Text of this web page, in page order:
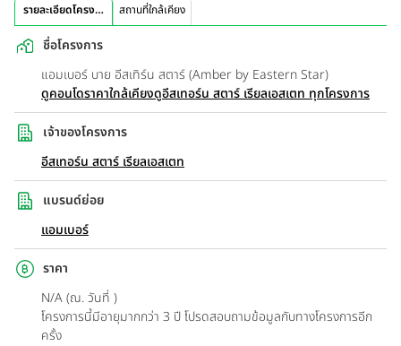
รายละเอียดโครงการ สถานที่ใกล้เคียง
ชื่อโครงการ
แอมเบอร์ บาย อีสเทิร์น สตาร์ (Amber by Eastern Star)
ดูคอนโดราคาใกล้เคียงดูอีสเทอร์น สตาร์ เรียลเอสเตท ทุกโครงการ
เจ้าของโครงการ
อีสเทอร์น สตาร์ เรียลเอสเตท
แบรนด์ย่อย
แอมเบอร์
ราคา
N/A (ณ. วันที่ )
โครงการนี้มีอายุมากกว่า 3 ปี โปรดสอบถามข้อมูลกับทางโครงการอีก
ครั้ง